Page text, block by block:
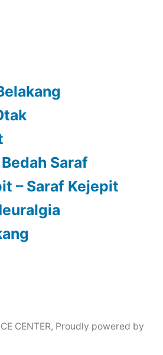
Saraf
– Saraf Kejepit
CENTER, Proudly powered by